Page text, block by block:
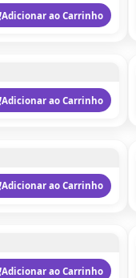
Adicionar ao Carrinho
Adicionar ao Carrinho
Adicionar ao Carrinho
Adicionar ao Carrinho